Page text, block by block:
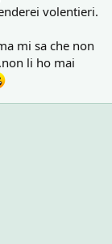
volentieri.
mi sa che non
li ho mai